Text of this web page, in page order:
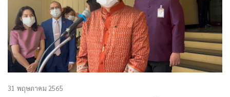
31 พฤษภาคม 2565